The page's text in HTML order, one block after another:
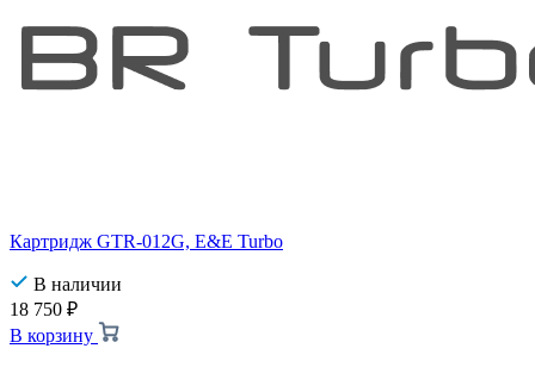
Картридж GTR-012G, E&E Turbo
В наличии
18 750 ₽
В корзину